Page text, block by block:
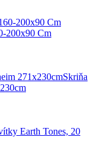
200x90 Cm
Skriňa
Earth Tones, 20